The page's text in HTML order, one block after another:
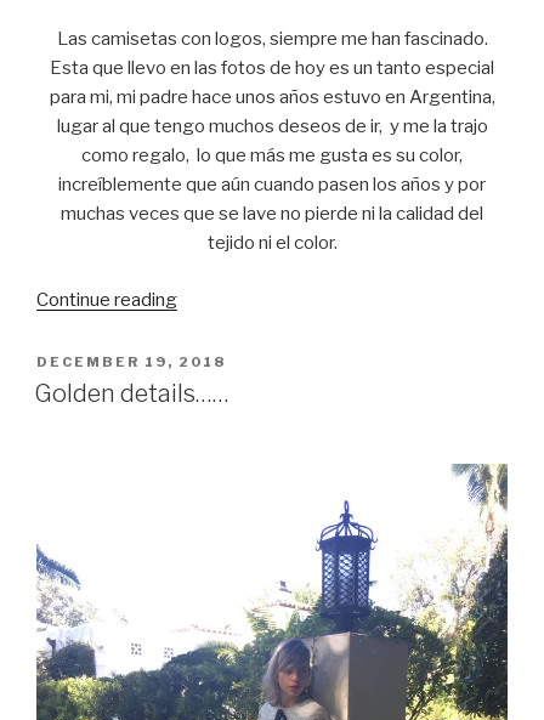
Las camisetas con logos, siempre me han fascinado.
Esta que llevo en las fotos de hoy es un tanto especial
para mi, mi padre hace unos años estuvo en Argentina,
lugar al que tengo muchos deseos de ir, y me la trajo
como regalo, lo que más me gusta es su color,
increíblemente que aún cuando pasen los años y por
muchas veces que se lave no pierde ni la calidad del
tejido ni el color.
Continue reading
about
tees…….”
POSTED
ON
DECEMBER 19, 2018
Golden details……